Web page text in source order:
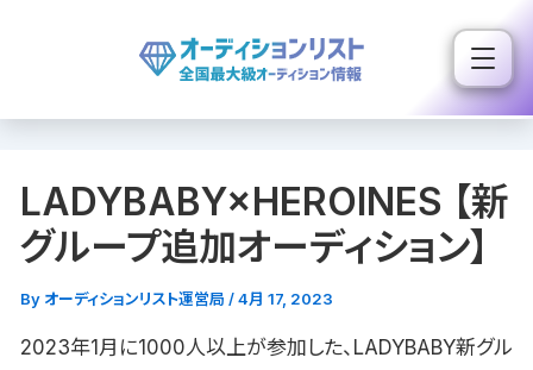
ス
LADYBABY×HEROINES 【新
グループ追加オーディション】
By オーディションリスト運営局 /4月 17, 2023
2023年1月に1000人以上が参加した、LADYBABY新グル